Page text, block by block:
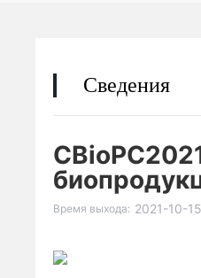
Сведения
Время выхода: 2021-10-15